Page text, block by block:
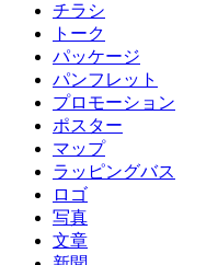
チラシ
トーク
パッケージ
パンフレット
プロモーション
ポスター
マップ
ラッピングバス
ロゴ
写真
文章